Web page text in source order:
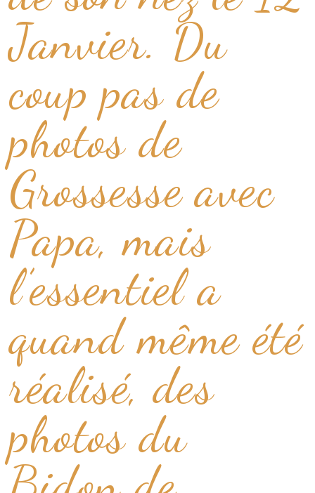
Janvier. Du
coup pas de
photos de
Grossesse avec
Papa, mais
l’essentiel a
quand même été
réalisé, des
photos du